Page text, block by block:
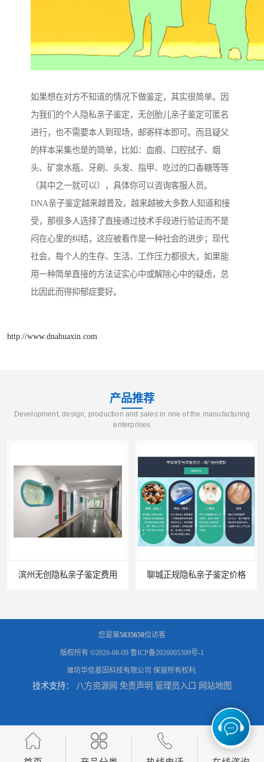
如果想在对方不知道的情况下做鉴定，其实很简单。因
为我们的个人隐私亲子鉴定，无创胎儿亲子鉴定可匿名
进行，也不需要本人到现场，邮寄样本即可。而且疑父
的样本采集也是的简单，比如：血痕、口腔拭子、烟
头、矿泉水瓶、牙刷、头发、指甲、吃过的口香糖等等
（其中之一就可以），具体你可以咨询客服人员。
DNA亲子鉴定越来越普及，越来越被大多数人知道和接
受，那很多人选择了直接通过技术手段进行验证而不是
闷在心里的纠结，这应被看作是一种社会的进步；现代
社会，每个人的生存、生活、工作压力都很大，如果能
用一种简单直接的方法证实心中或解除心中的疑虑，总
比因此而得抑郁症要好。
http://www.dnahuaxin.com
产品推荐
Development, design, production and sales in one of the manufacturing
enterprises
滨州无创隐私亲子鉴定费用 聊城正规隐私亲子鉴定价格
东营正规隐私亲子鉴定费用 枣庄孕期隐私亲子鉴定
您是第5835650位访客
版权所有 ©2026-08-09 鲁ICP备2026005309号-1
潍坊华信基因科技有限公司 保留所有权利.
技术支持： 八方资源网 免责声明 管理员入口 网站地图